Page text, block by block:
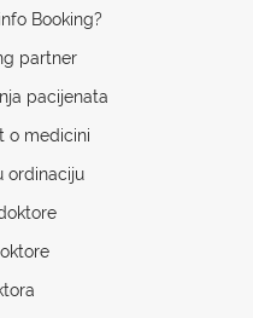
Booking?
partner
pacijenata
o medicini
ordinaciju